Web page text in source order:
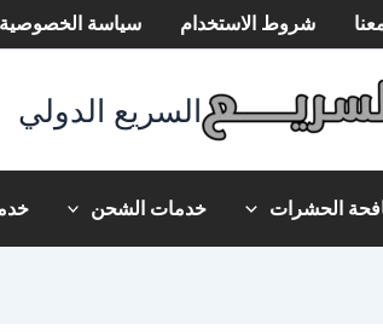
شروط الاستخدام سياسة الخصوصية
السريع الدولي
الحشرات خدمات الشحن